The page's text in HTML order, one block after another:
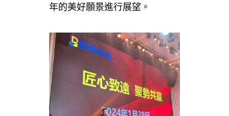
年的美好願景進行展望。